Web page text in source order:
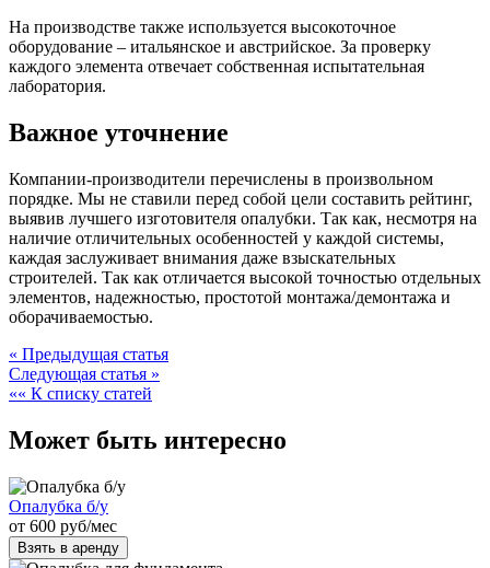
На производстве также используется высокоточное
оборудование – итальянское и австрийское. За проверку
каждого элемента отвечает собственная испытательная
лаборатория.
Важное уточнение
Компании-производители перечислены в произвольном
порядке. Мы не ставили перед собой цели составить рейтинг,
выявив лучшего изготовителя опалубки. Так как, несмотря на
наличие отличительных особенностей у каждой системы,
каждая заслуживает внимания даже взыскательных
строителей. Так как отличается высокой точностью отдельных
элементов, надежностью, простотой монтажа/демонтажа и
оборачиваемостью.
« Предыдущая статья
Следующая статья »
«« К списку статей
Может быть интересно
Опалубка б/у
от 600 руб/мес
Взять в аренду